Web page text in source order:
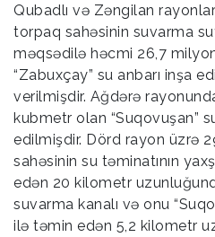
Qubadlı və Zəngilan
torpaq sahəsinin suvarma
məqsədilə həcmi 26,7
“Zabuxçay” su anbarı inşa
verilmişdir. Ağdərə
kubmetr olan “Suqovuşan”
edilmişdir. Dörd rayon üzrə
sahəsinin su təminatının
edən 20 kilometr
suvarma kanalı və onu
ilə təmin edən 5,2 kilometr